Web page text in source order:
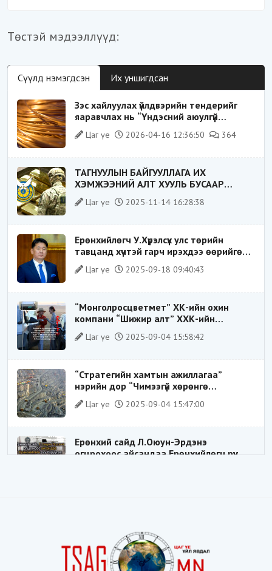
Төстэй мэдээллүүд:
Сүүлд нэмэгдсэн Их уншигдсан
Зэс хайлуулах үйлдвэрийн тендерийг
яаравчлах нь “Үндэсний аюулгүй
байдал“-д эрсдэлтэй юу?
Цаг үе 2026-04-16 12:36:50 364
ТАГНУУЛЫН БАЙГУУЛЛАГА ИХ
ХЭМЖЭЭНИЙ АЛТ ХУУЛЬ БУСААР
ХИЛЭЭР ГАРГАХ ГЭЖ БАЙСАН
ҮЙЛДЛИЙГ ТАСЛАН ЗОГСООЛОО
Цаг үе 2025-11-14 16:28:38
Ерөнхийлөгч У.Хүрэлсүх улс төрийн
тавцанд хүчтэй гарч ирэхдээ өөрийгөө
шударга ёсны төлөө тэмцэгч, “хуучин
тогтолцооны хонгилыг нураагч” гэсэн
Цаг үе 2025-09-18 09:40:43
“Монголросцветмет” ХК-ийн охин
компани “Шижир алт” ХХК-ийн
Гүйцэтгэх захирлаар ажиллаж байсан
О.Баттөмөрт холбогдох хэрэг хаашаа
Цаг үе 2025-09-04 15:58:42
“Стратегийн хамтын ажиллагаа”
нэрийн дор “Чимээгүй хөрөнгө
хуримтлал”
Цаг үе 2025-09-04 15:47:00
Ерөнхий сайд Л.Оюун-Эрдэнэ
огцрохоос айсандаа Ерөнхийлөгч рүү